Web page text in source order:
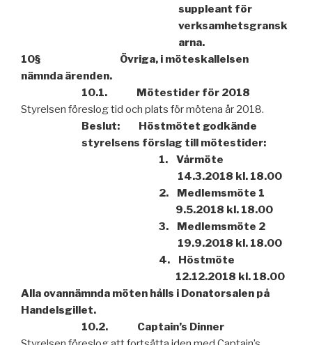
suppleant för
verksamhetsgransk
arna.
10§ Övriga, i möteskallelsen
nämnda ärenden.
10.1. Mötestider för 2018
Styrelsen föreslog tid och plats för mötena år 2018.
Beslut: Höstmötet godkände
styrelsens förslag till mötestider:
1.
Vårmöte
14.3.2018 kl. 18.00
2.
Medlemsmöte 1
9.5.2018 kl. 18.00
3.
Medlemsmöte 2
19.9.2018 kl. 18.00
4.
Höstmöte
12.12.2018 kl. 18.00
Alla ovannämnda möten hålls i Donatorsalen på
Handelsgillet.
10.2. Captain’s Dinner